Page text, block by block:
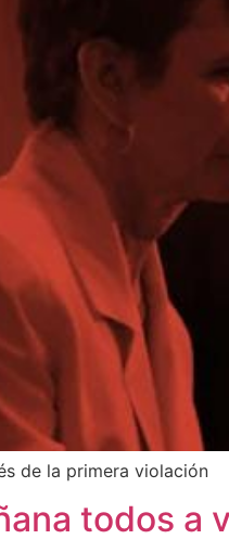
de la primera violación
todos a